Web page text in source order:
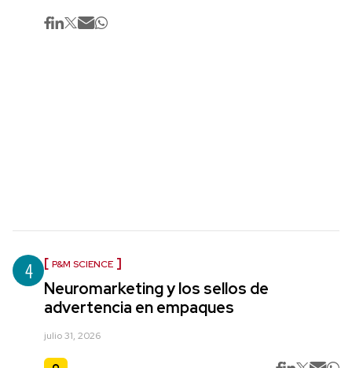
4 P&M SCIENCE
Neuromarketing y los sellos de
advertencia en empaques
julio 31, 2026